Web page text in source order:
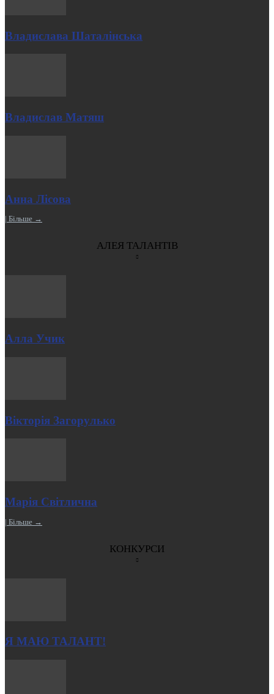
Владислава Шаталінська
Владислав Матяш
Анна Лісова
| Більше →
АЛЕЯ ТАЛАНТІВ
Алла Учик
Вікторія Загорулько
Марія Світлична
| Більше →
КОНКУРСИ
Я МАЮ ТАЛАНТ!